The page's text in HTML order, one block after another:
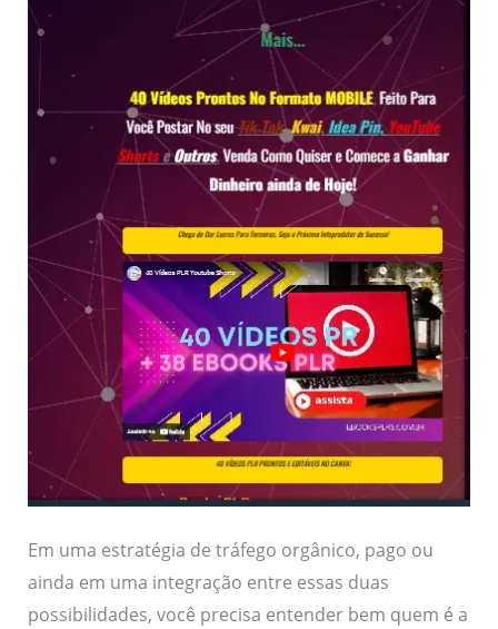
Em uma estratégia de tráfego orgânico, pago ou
ainda em uma integração entre essas duas
possibilidades, você precisa entender bem quem é a